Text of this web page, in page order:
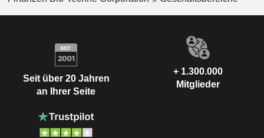
Seit über 20 Jahren
an Ihrer Seite
+ 1.300.000
Mitglieder